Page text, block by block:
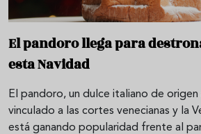
El pandoro llega para
esta Navidad
El pandoro, un dulce italiano de
vinculado a las cortes venecianas y la
está ganando popularidad frente al